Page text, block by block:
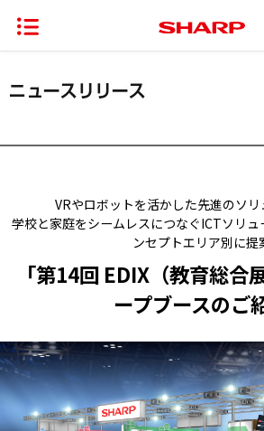
VRやロボットを活かした先進のソリ
学校と家庭をシームレスにつなぐICTソリュ
ンセプトエリア別に提
「第14回 EDIX（教育総合
ープブースのご